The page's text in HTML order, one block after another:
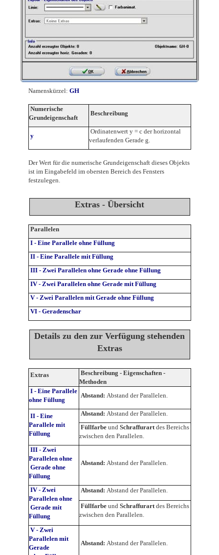
Namenskürzel: GH
Numerische
Grundeigenschaft
Beschreibung
y
Ordinatenwert y = c der horizontal
verlaufenden Gerade g.
Der Wert für die numerische Grundeigenschaft dieses Objekts
ist im Eingabefeld im obersten Bereich des Fensters
festzulegen.
Extras - Übersicht
Parallelen
I - Eine Parallele ohne Füllung
II - Eine Parallele mit Füllung
III - Zwei Parallelen ohne Gerade ohne Füllung
IV - Zwei Parallelen ohne Gerade mit Füllung
V - Zwei Parallelen mit Gerade ohne Füllung
VI - Geradenschar
Details zu den zur Verfügung stehenden
Extras
Extras
Beschreibung - Eigenschaften -
Methoden
I - Eine Parallele
ohne Füllung
Abstand: Abstand der Parallelen.
II - Eine
Parallele mit
Füllung
Abstand: Abstand der Parallelen.
Füllfarbe und Schraffurartdes Bereichs
zwischen den Parallelen.
III - Zwei
Parallelen ohne
Gerade ohne
Füllung
Abstand: Abstand der Parallelen.
IV - Zwei
Parallelen ohne
Gerade mit
Füllung
Abstand: Abstand der Parallelen.
Füllfarbe und Schraffurartdes Bereichs
zwischen den Parallelen.
V - Zwei
Parallelen mit
Gerade
Abstand: Abstand der Parallelen.